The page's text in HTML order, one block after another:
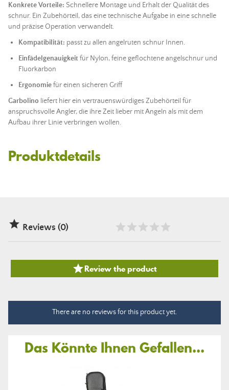
Konkrete Vorteile: Schnellere Montage und Erhalt der Qualität des
schnur. Ein Zubehörteil, das eine technische Aufgabe in eine schnelle
und präzise Operation verwandelt.
Kompatibilität: passt zu allen angelruten schnur Innen.
Einfädelgenauigkeitfür Nylon, feine geflochtene angelschnur und
Fluorkarbon
Ergonomiefür einen sicheren Griff
Garbolino liefert hier ein vertrauenswürdiges Zubehörteil für
anspruchsvolle Angler, die ihre Zeit lieber mit Angeln als mit dem
Aufbau ihrer Linie verbringen wollen.
Produktdetails
 Reviews (0)
Review the product
There are no reviews for this product yet.
Das Könnte Ihnen Gefallen...